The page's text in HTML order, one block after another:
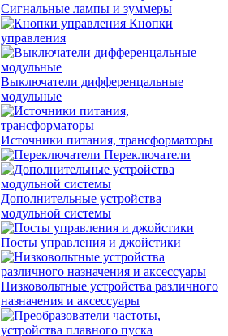
Сигнальные лампы и зуммеры
Кнопки
управления
Выключатели дифференцальные
модульные
Источники питания, трансформаторы
Переключатели
Дополнительные устройства
модульной системы
Посты управления и джойстики
Низковольтные устройства различного
назначения и аксессуары